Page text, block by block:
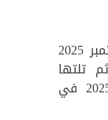
وعقدت النسخة الأولى في 8 سبتمبر 2025
تلتها
النسخة الثانية في 11 سبتمبر 2025 في